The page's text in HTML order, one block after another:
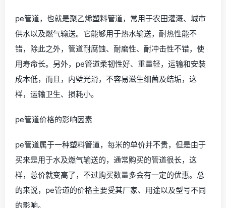
pe管道，也就是聚乙烯塑料管道，常用于农田灌溉、城市
供水以及燃气输送。它能够用于热水输送，耐热性能不
错，除此之外，管道耐腐蚀、耐磨性、耐冲击性不错，使
用寿命长。另外，pe管道柔韧性好、重量轻，运输和安装
成本低，而且，内壁光滑，不容易滋生细菌及结垢，这
样，运输卫生、损耗小。
pe管道价格的影响因素
pe管道属于一种塑料管道，每米的单价并不贵，但是由于
买来是用于水及燃气输送的，通常购买的管道很长，这
样，总价就变高了，不过购买数量多会有一定的优惠。总
的来说，pe管道的价格主要受其厂家、用途以及型号不同
的影响。